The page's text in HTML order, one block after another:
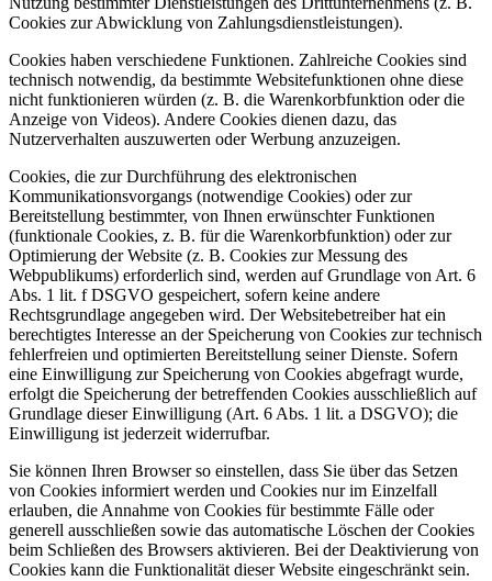
Cookies zur Abwicklung von Zahlungsdienstleistungen).
Cookies haben verschiedene Funktionen. Zahlreiche Cookies sind
technisch notwendig, da bestimmte Websitefunktionen ohne diese
nicht funktionieren würden (z. B. die Warenkorbfunktion oder die
Anzeige von Videos). Andere Cookies dienen dazu, das
Nutzerverhalten auszuwerten oder Werbung anzuzeigen.
Cookies, die zur Durchführung des elektronischen
Kommunikationsvorgangs (notwendige Cookies) oder zur
Bereitstellung bestimmter, von Ihnen erwünschter Funktionen
(funktionale Cookies, z. B. für die Warenkorbfunktion) oder zur
Optimierung der Website (z. B. Cookies zur Messung des
Webpublikums) erforderlich sind, werden auf Grundlage von Art. 6
Abs. 1 lit. f DSGVO gespeichert, sofern keine andere
Rechtsgrundlage angegeben wird. Der Websitebetreiber hat ein
berechtigtes Interesse an der Speicherung von Cookies zur technisch
fehlerfreien und optimierten Bereitstellung seiner Dienste. Sofern
eine Einwilligung zur Speicherung von Cookies abgefragt wurde,
erfolgt die Speicherung der betreffenden Cookies ausschließlich auf
Grundlage dieser Einwilligung (Art. 6 Abs. 1 lit. a DSGVO); die
Einwilligung ist jederzeit widerrufbar.
Sie können Ihren Browser so einstellen, dass Sie über das Setzen
von Cookies informiert werden und Cookies nur im Einzelfall
erlauben, die Annahme von Cookies für bestimmte Fälle oder
generell ausschließen sowie das automatische Löschen der Cookies
beim Schließen des Browsers aktivieren. Bei der Deaktivierung von
Cookies kann die Funktionalität dieser Website eingeschränkt sein.